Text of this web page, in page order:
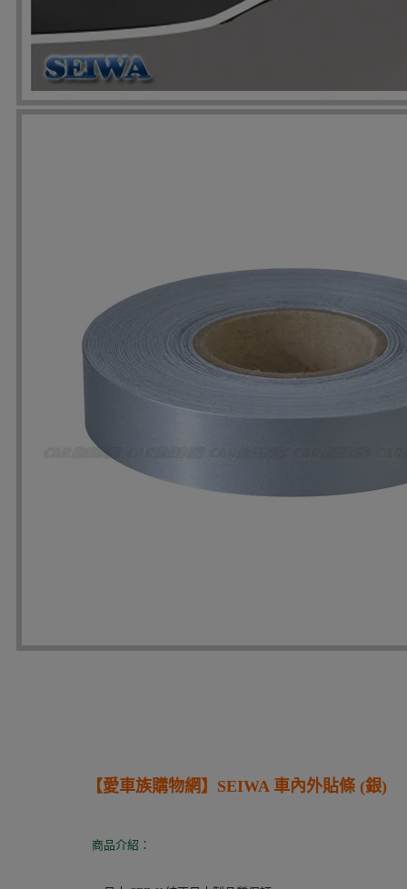
【愛車族購物網】 SEIWA 車內外貼條 (銀)
商品介紹：